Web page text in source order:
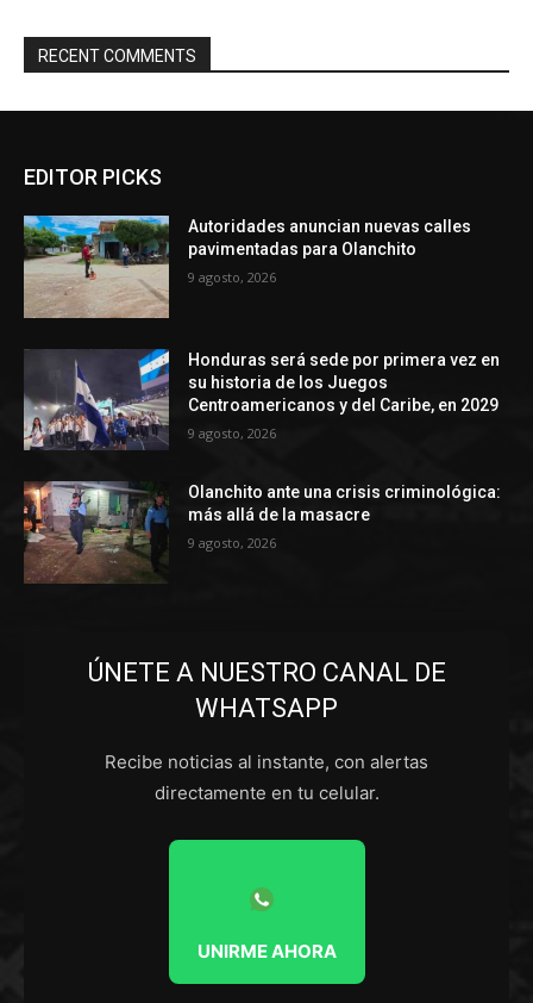
RECENT COMMENTS
EDITOR PICKS
Autoridades anuncian nuevas calles
pavimentadas para Olanchito
9 agosto, 2026
Honduras será sede por primera vez en
su historia de los Juegos
Centroamericanos y del Caribe, en 2029
9 agosto, 2026
Olanchito ante una crisis criminológica:
más allá de la masacre
9 agosto, 2026
ÚNETE A NUESTRO CANAL DE
WHATSAPP
Recibe noticias al instante, con alertas
directamente en tu celular.
UNIRME AHORA